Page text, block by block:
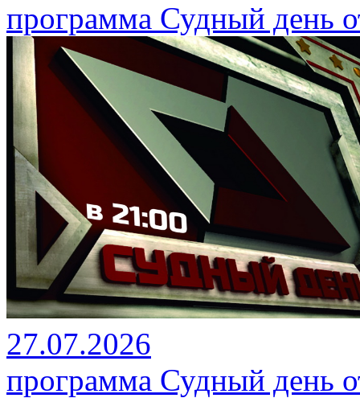
программа Судный день
27.07.2026
программа Судный день